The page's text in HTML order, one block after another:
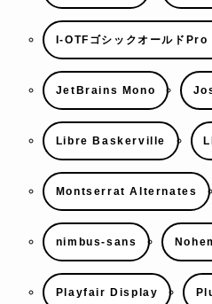
I-OTFゴシックオールドPro
JetBrains Mono
Libre Baskerville
Montserrat Alternates
nimbus-sans
Playfair Display